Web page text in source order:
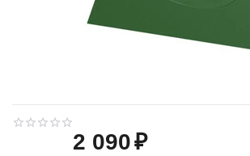
2 090₽